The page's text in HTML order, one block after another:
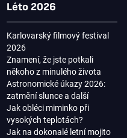
Léto 2026
Karlovarský filmový festival
2026
Znamení, že jste potkali
někoho z minulého života
Astronomické úkazy 2026:
zatmění slunce a další
Jak obléci miminko při
vysokých teplotách?
Jak na dokonalé letní mojito